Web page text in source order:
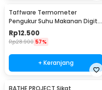
Taffware Termometer
Pengukur Suhu Makanan Digital
Daging Kopi Susu - TP101
Rp12.500
Rp28.900 57%
+ Keranjang
BATHE PROJECT Sikat